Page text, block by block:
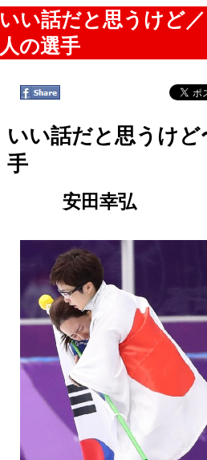
いい話だと思うけど
人の選手
いい話だと思うけ
手
安田幸弘